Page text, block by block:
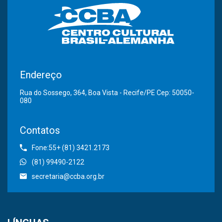
Endereço
Rua do Sossego, 364, Boa Vista - Recife/PE Cep: 50050-
080
Contatos
Fone:55+ (81) 3421.2173
(81) 99490-2122
secretaria@ccba.org.br